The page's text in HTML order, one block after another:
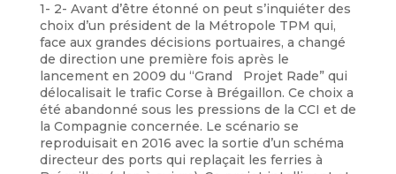
1- 2- Avant d’être étonné on peut s’inquiéter des
choix d’un président de la Métropole TPM qui,
face aux grandes décisions portuaires, a changé
de direction une première fois après le
lancement en 2009 du “Grand Projet Rade” qui
délocalisait le trafic Corse à Brégaillon. Ce choix a
été abandonné sous les pressions de la CCI et de
la Compagnie concernée. Le scénario se
reproduisait en 2016 avec la sortie d’un schéma
directeur des ports qui replaçait les ferries à